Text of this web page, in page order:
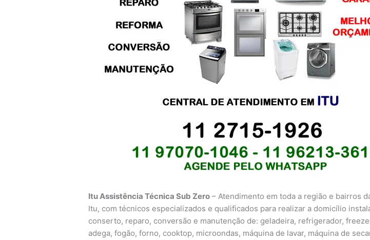
Itu Assistência Técnica Sub Zero – Atendimento em toda a região e bairros
Itu, com técnicos especializados e qualificados para realizar a domicílio
conserto, reparo, conversão e manutenção de: geladeira, refrigerador,
adega, fogão, forno, cooktop, microondas, máquina de lavar, máquina de